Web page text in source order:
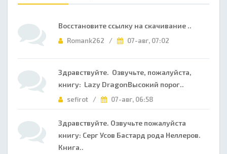
Восстановите ссылку на скачивание ..
Romank262 / 07-авг, 07:02
Здравствуйте. Озвучьте, пожалуйста,
книгу: Lazy DragonВысокий порог..
sefirot / 07-авг, 06:58
Здравствуйте. Озвучьте пожалуйста
книгу: Серг Усов Бастард рода Неллеров.
Книга..